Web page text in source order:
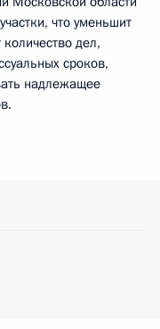
что уменьшит
дел,
сроков,
надлежащее